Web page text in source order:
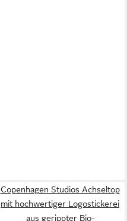
Copenhagen Studios Achseltop
mit hochwertiger Logostickerei
aus gerippter Bio-